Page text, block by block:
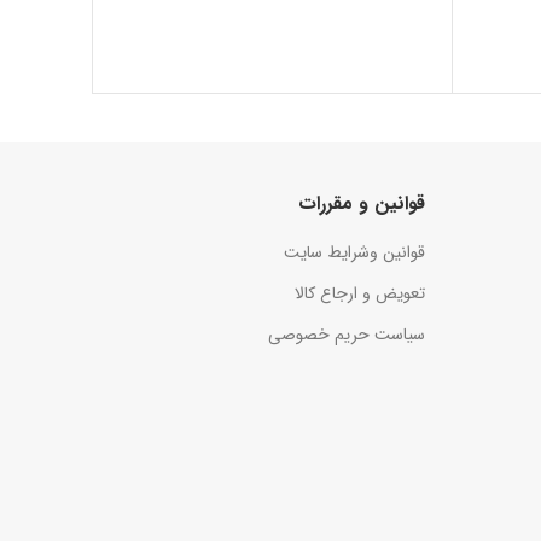
قوانین و مقررات
قوانین وشرایط سایت
تعویض و ارجاع کالا
سیاست حریم خصوصی